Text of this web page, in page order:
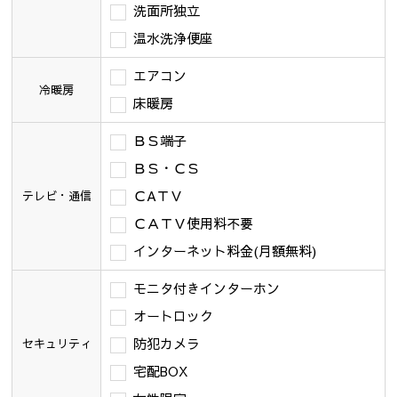
洗面所独立
温水洗浄便座
冷暖房
エアコン
床暖房
テレビ・通信
ＢＳ端子
ＢＳ・ＣＳ
ＣAＴＶ
ＣＡＴＶ使用料不要
インターネット料金(月額無料)
セキュリティ
モニタ付きインターホン
オートロック
防犯カメラ
宅配BOX